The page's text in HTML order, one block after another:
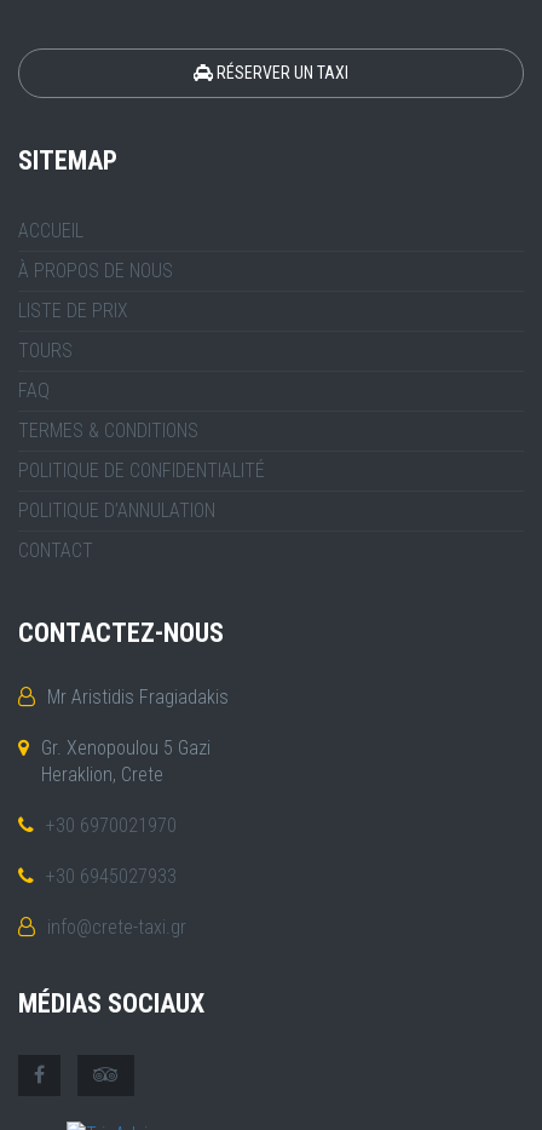
RÉSERVER UN TAXI
SITEMAP
ACCUEIL
À PROPOS DE NOUS
LISTE DE PRIX
TOURS
FAQ
TERMES & CONDITIONS
POLITIQUE DE CONFIDENTIALITÉ
POLITIQUE D’ANNULATION
CONTACT
CONTACTEZ-NOUS
Mr Aristidis Fragiadakis
Gr. Xenopoulou 5 Gazi
Heraklion, Crete
+30 6970021970
+30 6945027933
info@crete-taxi.gr
MÉDIAS SOCIAUX